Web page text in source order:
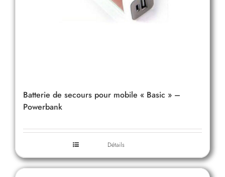
Batterie de secours pour mobile « Basic » –
Powerbank
Détails